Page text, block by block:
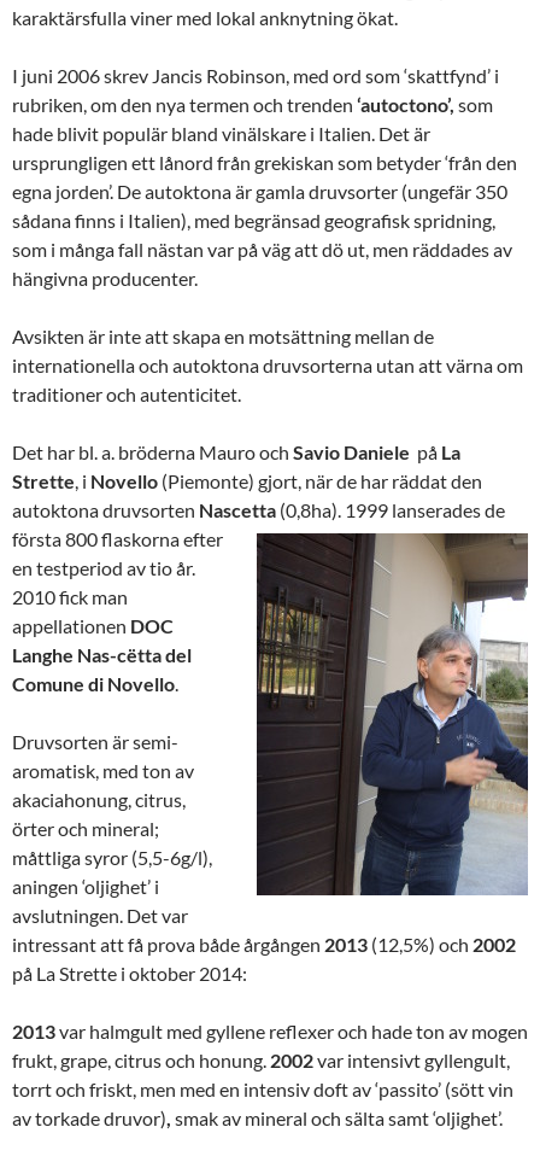
karaktärsfulla viner med lokal anknytning ökat.
I juni 2006 skrev Jancis Robinson, med ord som ‘skattfynd’ i
rubriken, om den nya termen och trenden ‘autoctono’, som
hade blivit populär bland vinälskare i Italien. Det är
ursprungligen ett lånord från grekiskan som betyder ‘från den
egna jorden’. De autoktona är gamla druvsorter (ungefär 350
sådana finns i Italien), med begränsad geografisk spridning,
som i många fall nästan var på väg att dö ut, men räddades av
hängivna producenter.
Avsikten är inte att skapa en motsättning mellan de
internationella och autoktona druvsorterna utan att värna om
traditioner och autenticitet.
Det har bl. a. bröderna Mauro och Savio Daniele på La
Strette , i Novello (Piemonte) gjort, när de har räddat den
autoktona druvsorten Nascetta (0,8ha). 1999 lanserades de
första 800flaskorna efter
en testperiod av tio år.
2010 fick man
appellationen DOC
Langhe Nas-cëtta del
Comune di Novello
Druvsorten är semi-
aromatisk, med ton av
akaciahonung, citrus,
örter och mineral;
måttliga syror (5,5-6g/l),
aningen ‘oljighet’ i
avslutningen. Det var
intressant att få prova både årgången 2013 (12,5%) och 2002
på La Strette i oktober 2014:
2013var halmgult med gyllene reflexer och hade ton av mogen
frukt, grape, citrus och honung. 2002var intensivt gyllengult,
torrt och friskt, men med en intensiv doft av ‘passito’ (sött vin
av torkade druvor) smak av mineral och sälta samt ‘oljighet’.